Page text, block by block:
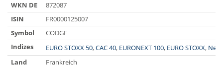
WKN DE
872087
ISIN
FR0000125007
Symbol
CODGF
Indizes
EURO STOXX 50,CAC 40, EURONEXT 100, EURO STOXX, Next
Land
Frankreich